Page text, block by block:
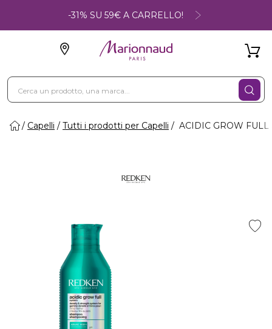
-31% SU 59€ A CARRELLO!
Capelli Tutti i prodotti per Capelli ACIDIC GROW